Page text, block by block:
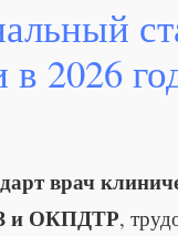
в 2026
врач
и ОКПДТР,